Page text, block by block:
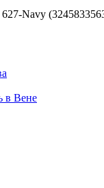
Navy
в Вене